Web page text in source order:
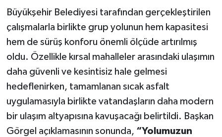
Büyükşehir Belediyesi tarafından gerçekleştirilen
çalışmalarla birlikte grup yolunun hem kapasitesi
hem de sürüş konforu önemli ölçüde artırılmış
oldu. Özellikle kırsal mahalleler arasındaki ulaşımın
daha güvenli ve kesintisiz hale gelmesi
hedeflenirken, tamamlanan sıcak asfalt
uygulamasıyla birlikte vatandaşların daha modern
bir ulaşım altyapısına kavuşacağı belirtildi. Başkan
Görgel açıklamasının sonunda, “Yolumuzun